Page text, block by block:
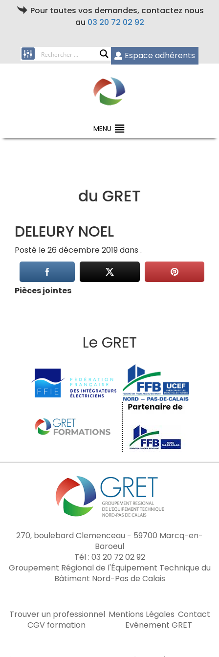
Pour toutes vos demandes, contactez nous
au 03 20 72 02 92
Espace adhérents
MENU
du GRET
DELEURY NOEL
Posté le 26 décembre 2019 dans .
Pièces jointes
Le GRET
270, boulebard Clemenceau - 59700 Marcq-en-
Baroeul
Tél : 03 20 72 02 92
Groupement Régional de l'Équipement Technique du
Bâtiment Nord-Pas de Calais
Trouver un professionnel Mentions Légales Contact
CGV formation
Evénement GRET